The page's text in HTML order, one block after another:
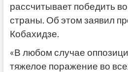
рассчитывает победить
страны. Об этом заявил
Кобахидзе.
«В любом случае
тяжелое поражение во